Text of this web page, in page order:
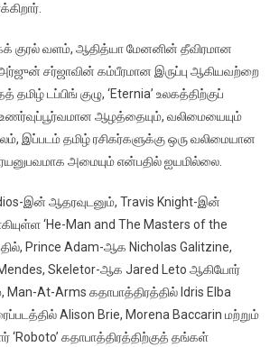
குரல் வளம், ஆதித்யா மேனனின் தீவிரமான
அர்ஜுன் சர்ஜாவின் கம்பீரமான இருப்பு ஆகியவற்றை
டப்பிங் குழு, ‘Eternia’ உலகத்திற்குப்
ஆழத்தையும், வலிமையையும்
இப்படம் தமிழ் ரசிகர்களுக்கு ஒரு வலிமையான
அமையும் என்பதில் ஐயமில்லை.
இன் ஆதரவுடனும், Travis Knight-இன்
‘He-Man and The Masters of the
Prince Adam-ஆக Nicholas Galitzine,
Skeletor-ஆக Jared Leto ஆகியோர்
Man-At-Arms கதாபாத்திரத்தில் Idris Elba
Alison Brie, Morena Baccarin மற்றும்
‘Roboto’ கதாபாத்திரத்திற்குத் தங்கள்